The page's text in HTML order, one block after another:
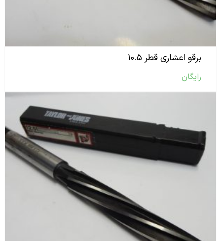
برقو اعشاری قطر ۱۰.۵
رایگان